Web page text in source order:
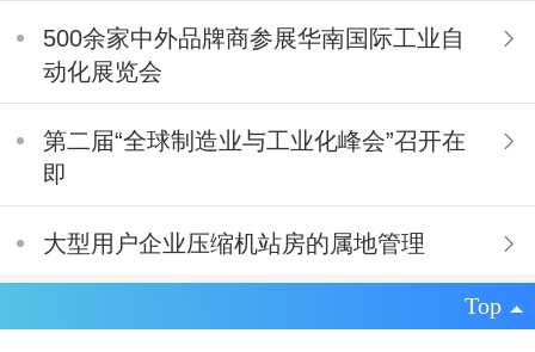
500余家中外品牌商参展华南国际工业自
动化展览会
第二届“全球制造业与工业化峰会”召开在
即
大型用户企业压缩机站房的属地管理
Top